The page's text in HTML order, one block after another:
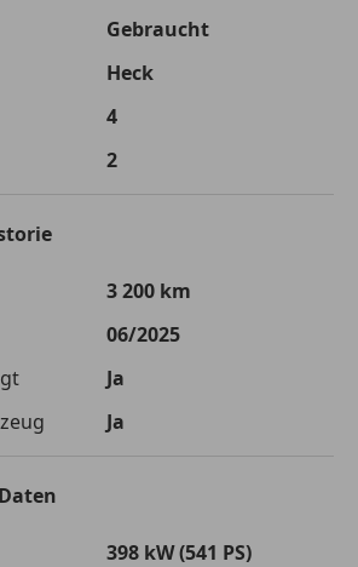
120 Monate
€ 75 000,-
€ 105 661,-
7,25 %
€ 880,51
Bank. Rückzahlungszeitraum 1-10
Jetzt berechnen
Gebraucht
Heck
4
2
3 200 km
06/2025
Ja
Ja
398 kW (541 PS)